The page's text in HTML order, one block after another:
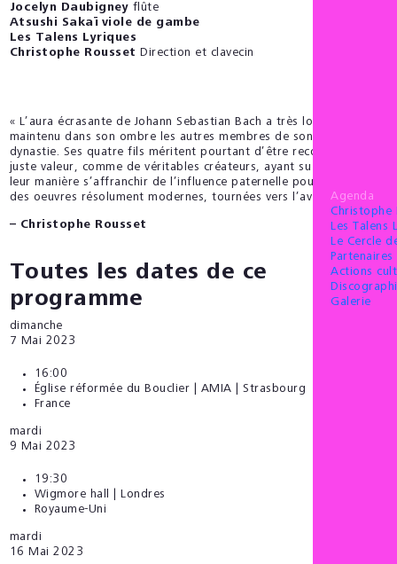
Agenda
Christophe
Les Talens
Le Cercle
Actions
Galerie
Jocelyn Daubigney flûte
Atsushi Sakaï viole de gambe
Les Talens Lyriques
Christophe Rousset Direction et clavecin
« L’aura écrasante de Johann Sebastian Bach a très longtemps
maintenu dans son ombre les autres membres de son illustre
dynastie. Ses quatre fils méritent pourtant d’être reconnus à leur
juste valeur, comme de véritables créateurs, ayant su chacun à
leur manière s’affranchir de l’influence paternelle pour composer
des oeuvres résolument modernes, tournées vers l’avenir. »
– Christophe Rousset
Toutes les dates de ce
programme
dimanche
7 Mai 2023
16:00
Église réformée du Bouclier | AMIA | Strasbourg
France
mardi
9 Mai 2023
19:30
Wigmore hall | Londres
Royaume-Uni
mardi
16 Mai 2023